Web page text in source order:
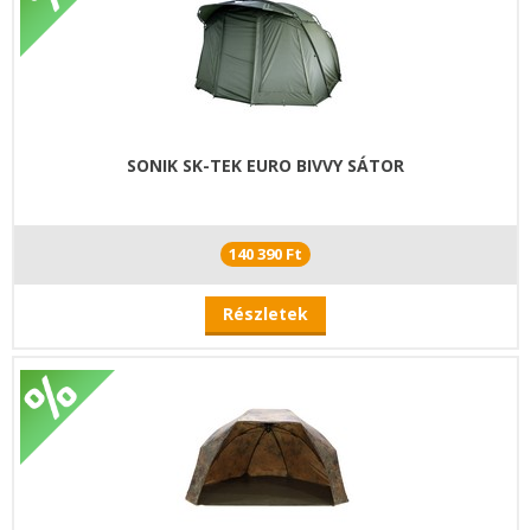
SONIK SK-TEK EURO BIVVY SÁTOR
140 390 Ft
Részletek